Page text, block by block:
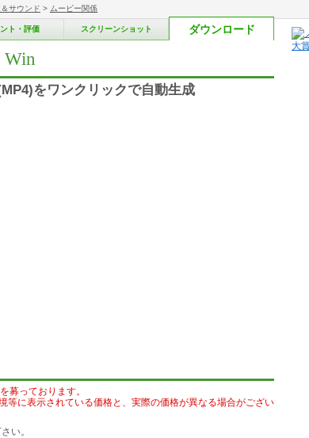
サウンド > ムービー関係
ト・評価 スクリーンショット ダウンロード
Win
をワンクリックで自動生成
募っております。
に表示されている価格と、実際の価格が異なる場合がござい
い。